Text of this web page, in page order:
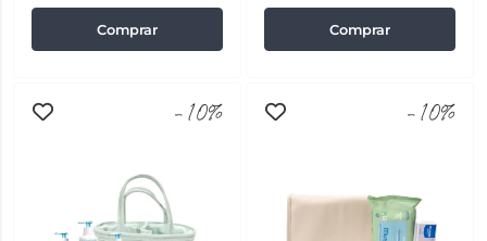
Comprar Comprar
-10% -10%